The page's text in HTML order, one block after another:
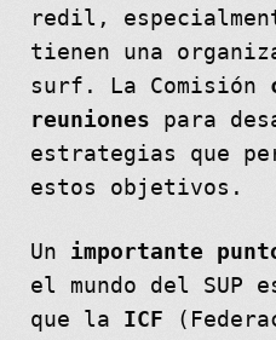
redil,
tienen una
surf. La Comisión
reuniones para
estrategias que
estos objetivos.
Un importante
el mundo del SUP
que la ICF